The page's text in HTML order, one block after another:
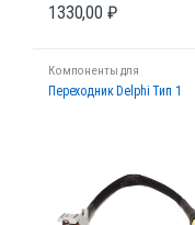
1330,00 ₽
Компоненты для
диагностических стендов
Переходник Delphi Тип 1